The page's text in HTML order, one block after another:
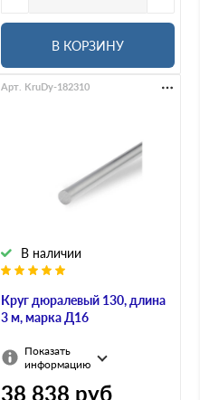
В КОРЗИНУ
Круг дюралевый 130, длина
3 м, марка Д16
В наличии
Арт. KruDy-182310
Показать
информацию
38 838 руб